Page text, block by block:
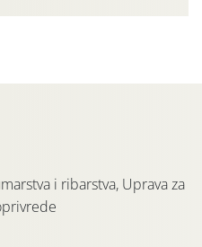
i ribarstva, Uprava za